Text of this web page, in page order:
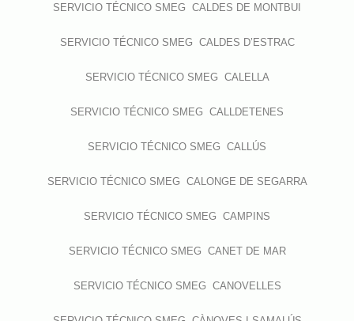
SERVICIO TÉCNICO SMEG CALDES DE MONTBUI
SERVICIO TÉCNICO SMEG CALDES D’ESTRAC
SERVICIO TÉCNICO SMEG CALELLA
SERVICIO TÉCNICO SMEG CALLDETENES
SERVICIO TÉCNICO SMEG CALLÚS
SERVICIO TÉCNICO SMEG CALONGE DE SEGARRA
SERVICIO TÉCNICO SMEG CAMPINS
SERVICIO TÉCNICO SMEG CANET DE MAR
SERVICIO TÉCNICO SMEG CANOVELLES